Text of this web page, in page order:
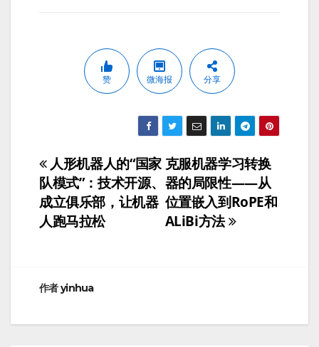
赞 微海报 分享
文
章
导
克服机器学习转换
器的局限性——从
位置嵌入到RoPE和
ALiBi方法
人形机器人的“国家
队模式”：技术开源、
成立俱乐部，让机器
人跑马拉松
作者yinhua